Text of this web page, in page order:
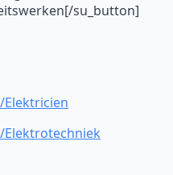
su_button]